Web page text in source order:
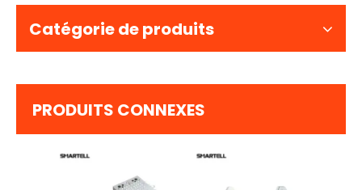
Catégorie de produits
PRODUITS CONNEXES